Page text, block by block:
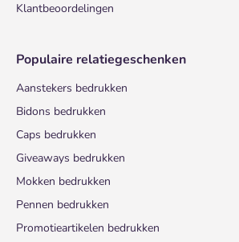
Klantbeoordelingen
Populaire relatiegeschenken
Aanstekers bedrukken
Bidons bedrukken
Caps bedrukken
Giveaways bedrukken
Mokken bedrukken
Pennen bedrukken
Promotieartikelen bedrukken